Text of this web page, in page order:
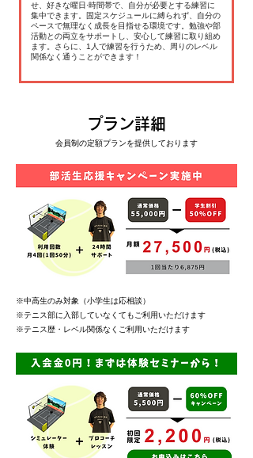
せ、好きな曜日·時間帯で、自分が必要とする練習に
集中できます。固定スケジュールに縛られず、自分の
ペースで無理なく成長を目指せる環境です。勉強や部
活動との両立をサポートし、安心して練習に取り組め
ます。さらに、1人で練習を行うため、周りのレベル
関係なく通うことができます！
プラン詳細
会員制の定額プランを提供しております
※中高生のみ対象（小学生は応相談）
​※テニス部に入部していなくてもご利用いただけます
​※テニス歴・レベル関係なくご利用いただけます